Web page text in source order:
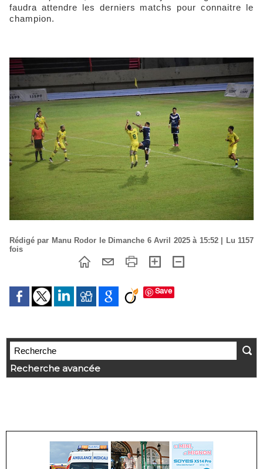
faudra attendre les derniers matchs pour connaitre le
champion.
Rédigé par Manu Rodor le Dimanche 6 Avril 2025 à 15:52 | Lu 1157
fois
Save
Recherche avancée